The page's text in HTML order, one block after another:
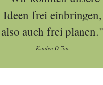
Ideen frei einbringen,
also auch frei planen."
Kunden O-Ton